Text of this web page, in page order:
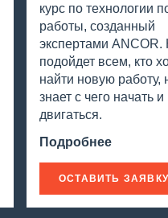
курс по технологии
работы, созданный
экспертами ANCOR.
подойдет всем, кто
найти новую работу,
знает с чего начать и
двигаться.
Подробнее
ОСТАВИТЬ ЗАЯВКУ